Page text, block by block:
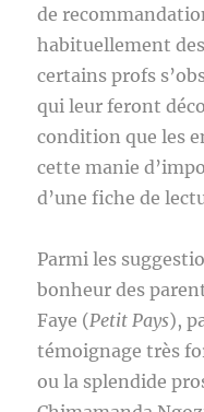
de
habituellement
certains profs
qui leur feront
condition que les
cette manie
d’une fiche de
Parmi les
bonheur des
Faye (Petit Pays),
témoignage très
ou la splendide